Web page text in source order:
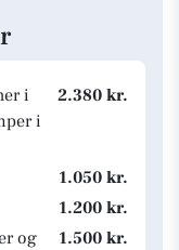
i
i
2.380 kr.
1.050 kr.
1.200 kr.
og
1.500 kr.